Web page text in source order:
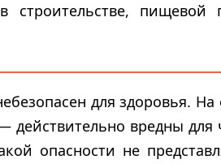
пищевой
для здоровья.
вредны для
опасности не